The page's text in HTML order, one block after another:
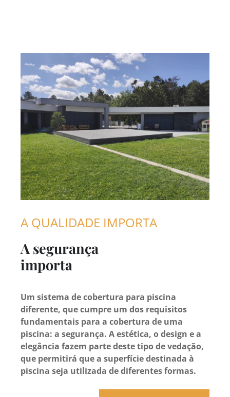
A QUALIDADE IMPORTA
A segurança
importa
Um sistema de cobertura para piscina
diferente, que cumpre um dos requisitos
fundamentais para a cobertura de uma
piscina: a segurança. A estética, o design e a
elegância fazem parte deste tipo de vedação,
que permitirá que a superfície destinada à
piscina seja utilizada de diferentes formas.